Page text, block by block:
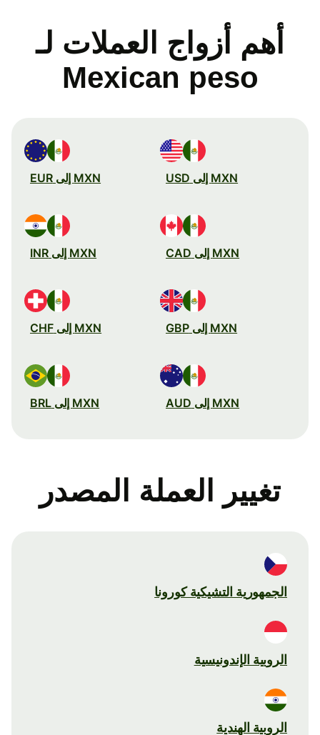
أهم أزواج العملات لـ
Mexican peso
MXN إلى USD MXN إلى EUR
MXN إلى CAD MXN إلى INR
MXN إلى GBP MXN إلى CHF
MXN إلى AUD MXN إلى BRL
تغيير العملة المصدر
الجمهورية التشيكية كورونا
الروبية الإندونيسية
الروبية الهندية